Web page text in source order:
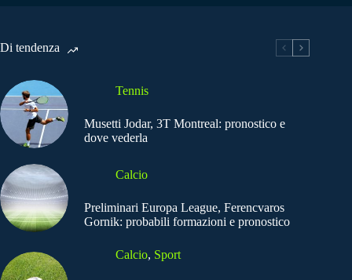
Di tendenza
Tennis
Musetti Jodar, 3T Montreal: pronostico e
dove vederla
Calcio
Preliminari Europa League, Ferencvaros
Gornik: probabili formazioni e pronostico
Calcio, Sport